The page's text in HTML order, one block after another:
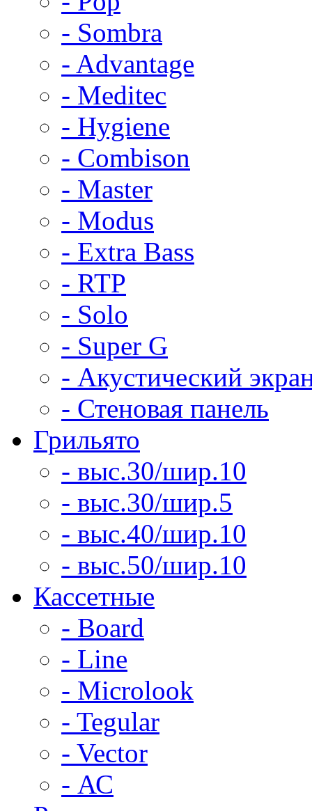
- Sombra
- Advantage
- Meditec
- Hygiene
- Combison
- Master
- Modus
- Extra Bass
- RTP
- Solo
- Super G
- Акустический
- Стеновая панель
Грильято
- выс.30/шир.10
- выс.30/шир.5
- выс.40/шир.10
- выс.50/шир.10
Кассетные
- Board
- Line
- Microlook
- Tegular
- Vector
- АС